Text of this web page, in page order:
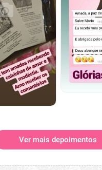
Ver mais depoimentos